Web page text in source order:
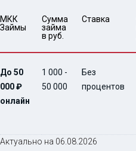
МКК
Займы
Сумма
займа
в руб.
Ставка
До 50
000 ₽
онлайн
1 000 -
50 000
Без
процентов
Актуально на 06.08.2026